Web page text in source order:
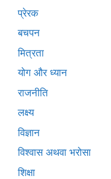
प्रेरक
बचपन
मित्रता
योग और ध्यान
राजनीति
लक्ष्य
विज्ञान
विश्वास अथवा भरोसा
शिक्षा